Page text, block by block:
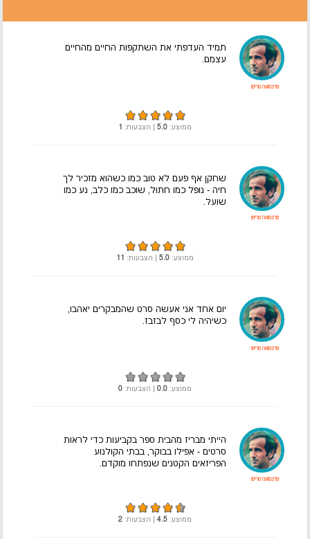
פרנסואה טריפו
תמיד העדפתי את השתקפות החיים מהחיים
עצמם.
ממוצע: 5.0 | הצבעות: 1
פרנסואה טריפו
שחקן אף פעם לא טוב כמו כשהוא מזכיר לך
חיה - נופל כמו חתול, שוכב כמו כלב, נע כמו
שועל.
ממוצע: 5.0 | הצבעות: 11
פרנסואה טריפו
יום אחד אני אעשה סרט שהמבקרים יאהבו,
כשיהיה לי כסף לבזבז.
ממוצע: 0.0 | הצבעות: 0
פרנסואה טריפו
הייתי מבריז מהבית ספר בקביעות כדי לראות
סרטים - אפילו בבוקר, בבתי הקולנוע
הפריזאים הקטנים שנפתחו מוקדם.
ממוצע: 4.5 | הצבעות: 2